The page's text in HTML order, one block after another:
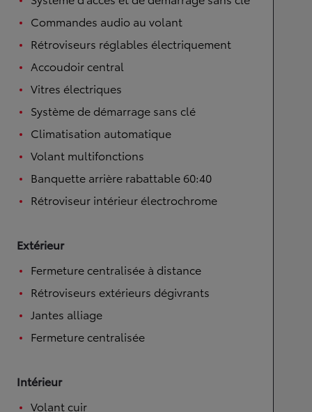
Commandes audio au volant
Rétroviseurs réglables électriquement
Accoudoir central
Vitres électriques
Système de démarrage sans clé
Climatisation automatique
Volant multifonctions
Banquette arrière rabattable 60:40
Rétroviseur intérieur électrochrome
Extérieur
Fermeture centralisée à distance
Rétroviseurs extérieurs dégivrants
Jantes alliage
Fermeture centralisée
Intérieur
Volant cuir